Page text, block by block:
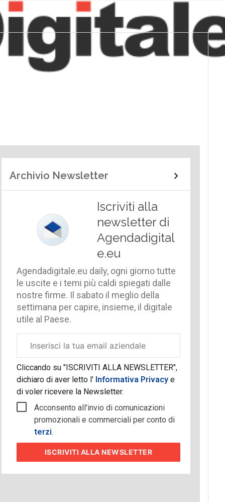
Archivio Newsletter
Iscriviti alla
newsletter di
Agendadigital
e.eu
Agendadigitale.eu daily, ogni giorno tutte
le uscite e i temi più caldi spiegati dalle
nostre firme. Il sabato il meglio della
settimana per capire, insieme, il digitale
utile al Paese.
aziendale
Cliccando su "ISCRIVITI ALLA NEWSLETTER",
dichiaro di aver letto l'Informativa Privacy e
di voler ricevere la Newsletter.
Acconsento all'invio di comunicazioni
promozionali e commerciali per conto di
terzi.
ISCRIVITI ALLA NEWSLETTER